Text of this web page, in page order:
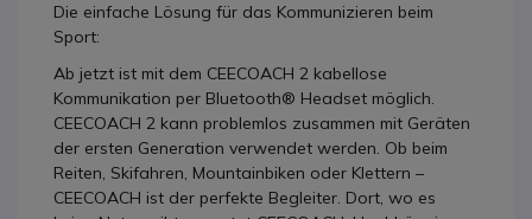
Die einfache Lösung für das Kommunizieren beim
Sport:
Ab jetzt ist mit dem CEECOACH 2 kabellose
Kommunikation per Bluetooth® Headset möglich.
CEECOACH 2 kann problemlos zusammen mit Geräten
der ersten Generation verwendet werden. Ob beim
Reiten, Skifahren, Mountainbiken oder Klettern –
CEECOACH ist der perfekte Begleiter. Dort, wo es